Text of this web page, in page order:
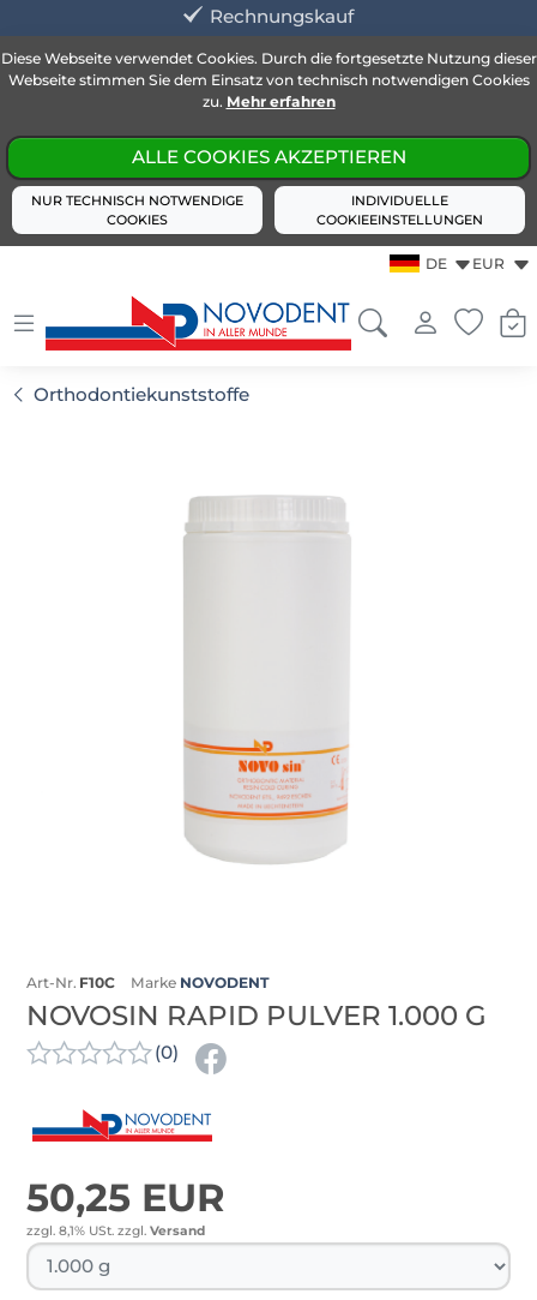
Rechnungskauf
Diese Webseite verwendet Cookies. Durch die fortgesetzte Nutzung dieser
Webseite stimmen Sie dem Einsatz von technisch notwendigen Cookies
zu. Mehr erfahren
ALLE COOKIES AKZEPTIEREN
NUR TECHNISCH NOTWENDIGE
COOKIES
INDIVIDUELLE
COOKIEEINSTELLUNGEN
DE EUR
Orthodontiekunststoffe
Art-Nr. F10C Marke NOVODENT
NOVOSIN RAPID PULVER 1.000 G
(0)
50,25 EUR
zzgl. 8,1% USt. zzgl. Versand